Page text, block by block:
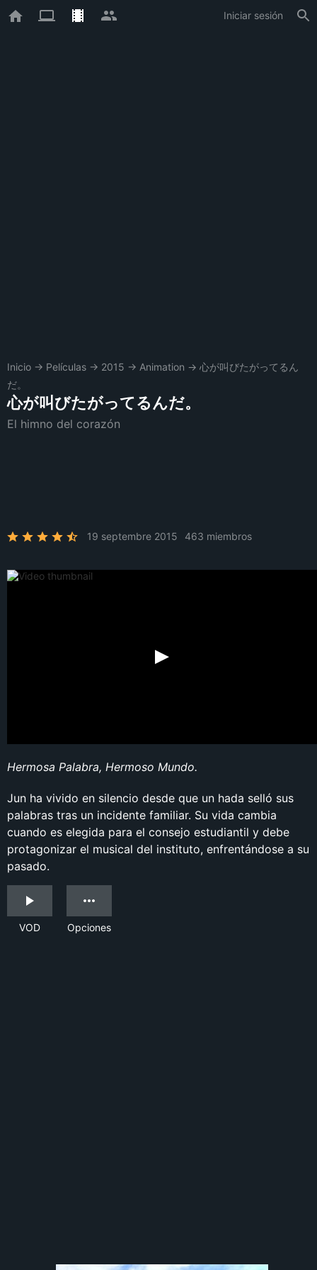
Iniciar sesión
Inicio → Películas → 2015 → Animation → 心が叫びたがってるん
だ。
心が叫びたがってるんだ。
El himno del corazón
19 septembre 2015 463 miembros
Hermosa Palabra, Hermoso Mundo.
Jun ha vivido en silencio desde que un hada selló sus
palabras tras un incidente familiar. Su vida cambia
cuando es elegida para el consejo estudiantil y debe
protagonizar el musical del instituto, enfrentándose a su
pasado.
VOD Opciones